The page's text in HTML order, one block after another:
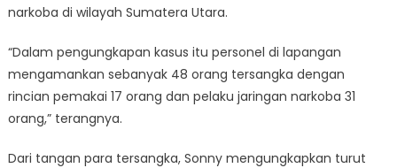
narkoba di wilayah Sumatera Utara.
“Dalam pengungkapan kasus itu personel di lapangan
mengamankan sebanyak 48 orang tersangka dengan
rincian pemakai 17 orang dan pelaku jaringan narkoba 31
orang,” terangnya.
Dari tangan para tersangka, Sonny mengungkapkan turut